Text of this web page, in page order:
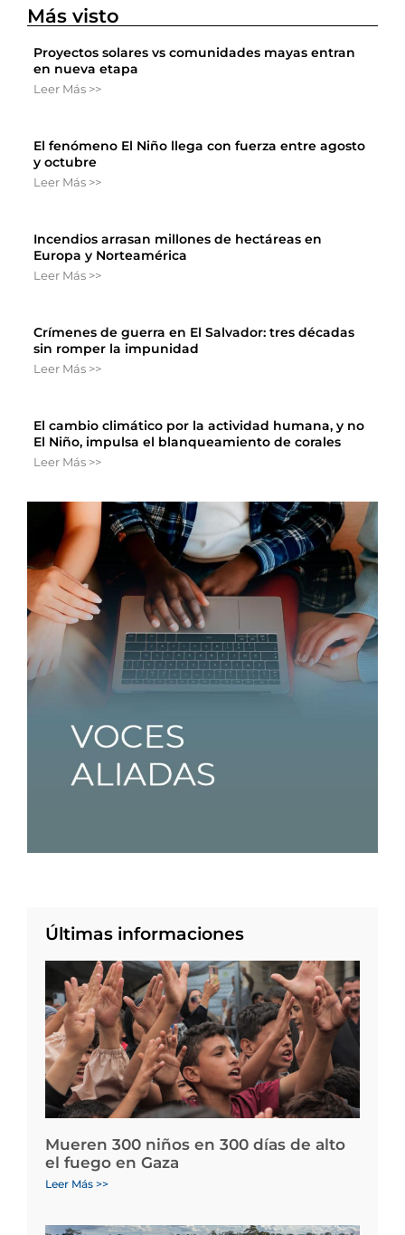
Más visto
Proyectos solares vs comunidades mayas entran
en nueva etapa
Leer Más >>
El fenómeno El Niño llega con fuerza entre agosto
y octubre
Leer Más >>
Incendios arrasan millones de hectáreas en
Europa y Norteamérica
Leer Más >>
Crímenes de guerra en El Salvador: tres décadas
sin romper la impunidad
Leer Más >>
El cambio climático por la actividad humana, y no
El Niño, impulsa el blanqueamiento de corales
Leer Más >>
Últimas informaciones
Mueren 300 niños en 300 días de alto
el fuego en Gaza
Leer Más >>